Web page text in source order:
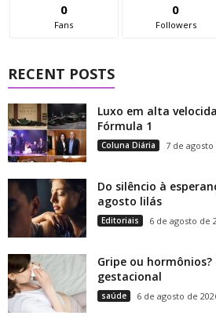
0
Fans
0
Followers
RECENT POSTS
Luxo em alta
Fórmula 1
Coluna Diária 7 de agosto
Do silêncio à
agosto lilás
Editoriais 6 de agosto de
Gripe ou
gestacional
saúde 6 de agosto de